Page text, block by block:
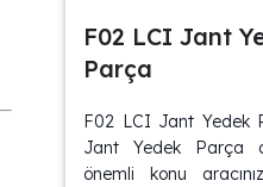
F02 LCI Jant
Parça
F02 LCI Jant Yedek
Jant Yedek Parça
önemli konu